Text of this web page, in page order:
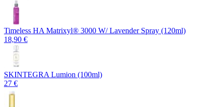
Timeless HA Matrixyl®️ 3000 W/ Lavender Spray (120ml)
18,90 €
SKINTEGRA Lumion (100ml)
27 €